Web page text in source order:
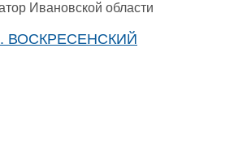
Ивановской области
ВОСКРЕСЕНСКИЙ